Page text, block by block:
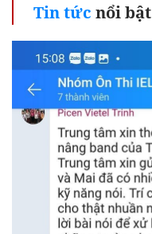
Tin tức nổi bật